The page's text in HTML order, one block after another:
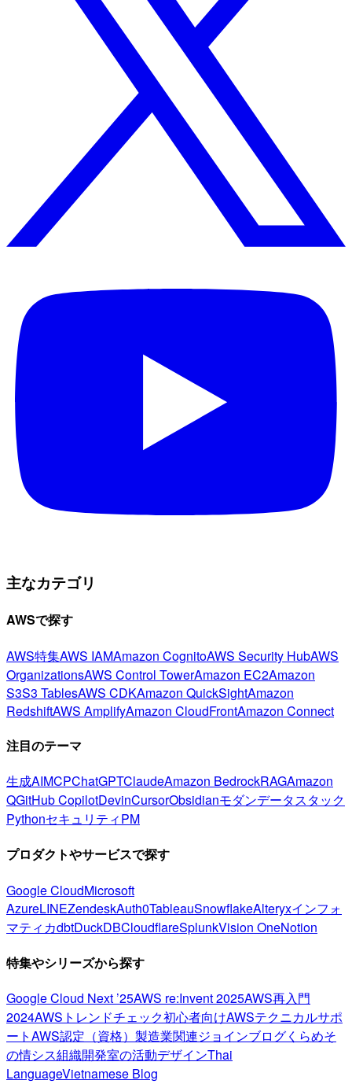
主なカテゴリ
AWSで探す
AWS特集AWS IAMAmazon CognitoAWS Security HubAWS
OrganizationsAWS Control TowerAmazon EC2Amazon
S3S3 TablesAWS CDKAmazon QuickSightAmazon
RedshiftAWS AmplifyAmazon CloudFrontAmazon Connect
注目のテーマ
生成AIMCPChatGPTClaudeAmazon BedrockRAGAmazon
QGitHub CopilotDevinCursorObsidianモダンデータスタック
PythonセキュリティPM
プロダクトやサービスで探す
Google CloudMicrosoft
AzureLINEZendeskAuth0TableauSnowflakeAlteryxインフォ
マティカdbtDuckDBCloudflareSplunkVision OneNotion
特集やシリーズから探す
Google Cloud Next ’25AWS re:Invent 2025AWS再入門
2024AWSトレンドチェック初心者向けAWSテクニカルサポ
ートAWS認定（資格） 製造業関連ジョインブログくらめそ
の情シス組織開発室の活動デザインThai
LanguageVietnamese Blog